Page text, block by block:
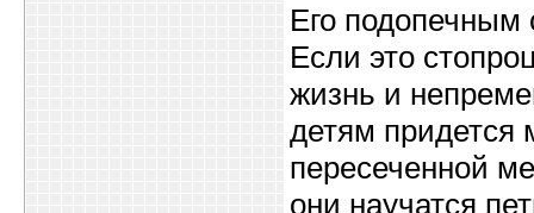
Его подопечным
Если это
жизнь и
детям придется
пересеченной
они научатся